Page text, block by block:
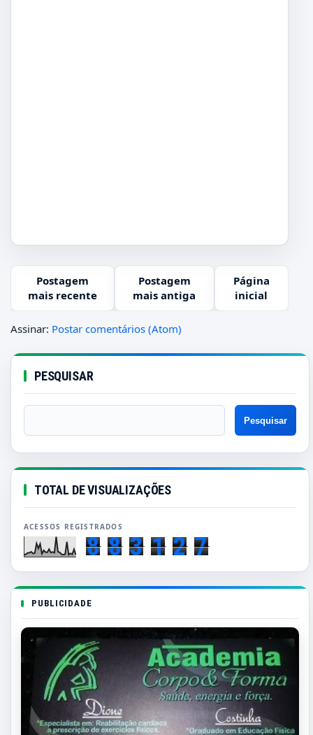
Postagem
mais recente
Postagem
mais antiga
Página
inicial
Assinar: Postar comentários (Atom)
PESQUISAR
TOTAL DE VISUALIZAÇÕES
8 8 3 1 2 7
PUBLICIDADE